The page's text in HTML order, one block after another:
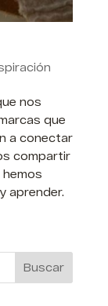
nos
que
a conectar
compartir
aprender.
Buscar